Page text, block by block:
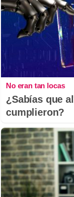
No eran tan locas
¿Sabías que
cumplieron?